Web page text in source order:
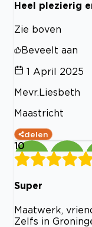
Heel plezierig
Zie boven
Beveelt aan
1 April 2025
Mevr.Liesbeth
Maastricht
delen
10
Super
Maatwerk,
Zelfs in